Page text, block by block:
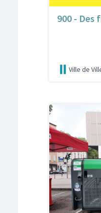
900 - Des
Ville de